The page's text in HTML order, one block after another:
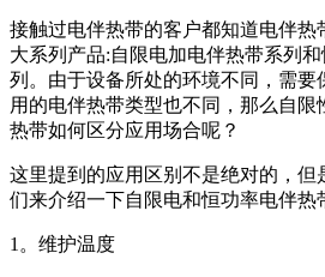
接触过电伴热带的客户都知道电伴热
大系列产品:自限电加电伴热带系列
列。由于设备所处的环境不同，需要
用的电伴热带类型也不同，那么自
热带如何区分应用场合呢？
这里提到的应用区别不是绝对的，但
们来介绍一下自限电和恒功率电伴热
1。维护温度